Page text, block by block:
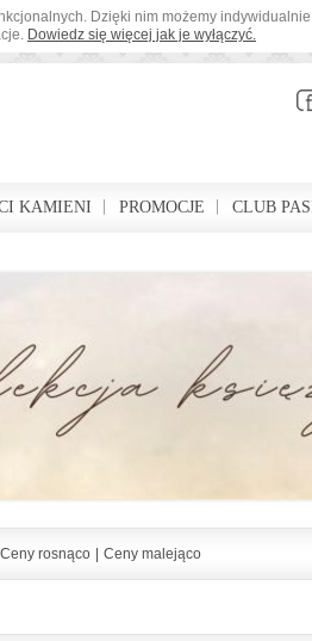
Dzięki nim możemy
Dowiedz się więcej jak je wyłączyć.
KAMIENI PROMOCJE CLUB
Ceny rosnąco Ceny malejąco